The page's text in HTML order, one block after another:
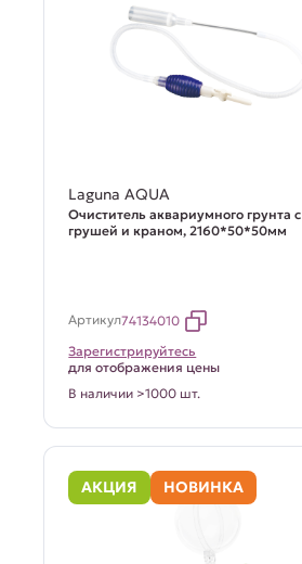
Laguna AQUA
Очиститель аквариумного грунта с
грушей и краном, 2160*50*50мм
Артикул74134010
Зарегистрируйтесь
для отображения цены
В наличии >1000 шт.
АКЦИЯ НОВИНКА